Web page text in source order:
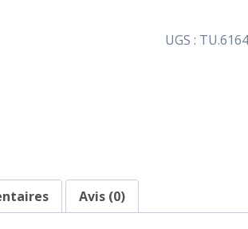
Bungee
UGS : TU.6164
Avis (0)